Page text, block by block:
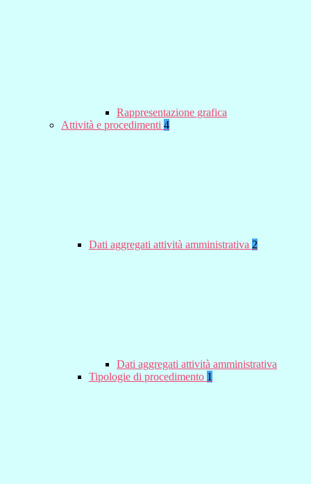
Rappresentazione grafica
Attività e procedimenti 4
Dati aggregati attività amministrativa 2
Dati aggregati attività amministrativa
Tipologie di procedimento 1